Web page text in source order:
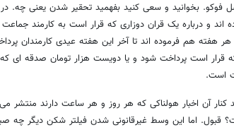
فوکو. بخوانید و سعی کنید بفهمید تحقیر شدن یعنی چه.
اند و درباره یک قران دوزاری که قرار است به کارمند
هفته هم فرموده اند تا آخر این هفته عیدی کارمندان
قرار است پرداخت شود و یا دویست هزار تومان صدقه ای
است.
کنار آن اخبار هولناکی که هر روز و هر ساعت دارند
قبول. اما این وسط غیرقانونی شدن فیلتر شکن دیگر چه